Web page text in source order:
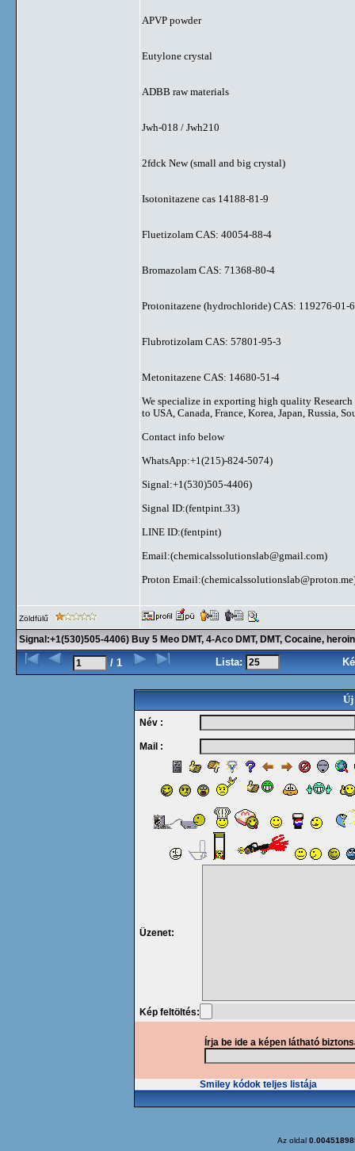
APVP powder
Eutylone crystal
ADBB raw materials
Jwh-018 / Jwh210
2fdck New (small and big crystal)
Isotonitazene cas 14188-81-9
Fluetizolam CAS: 40054-88-4
Bromazolam CAS: 71368-80-4
Protonitazene (hydrochloride) CAS: 119276-01-6
Flubrotizolam CAS: 57801-95-3
Metonitazene CAS: 14680-51-4
We specialize in exporting high quality
to USA, Canada, France, Korea, Japan, Russia,
Contact info below
WhatsApp:+1(215)-824-5074)
Signal:+1(530)505-4406)
Signal ID:(fentpint.33)
LINE ID:(fentpint)
Email:(chemicalssolutionslab@gmail.com)
Proton Email:(chemicalssolutionslab@proton.me
Zöldfülű
Signal:+1(530)505-4406) Buy 5 Meo DMT, 4-Aco DMT, DMT, Cocaine,
/ 1 Lista:
Új
Név :
Mail :
Üzenet:
Kép feltöltés:
Írja be ide a képen látható
Smiley kódok teljes listája
Az oldal